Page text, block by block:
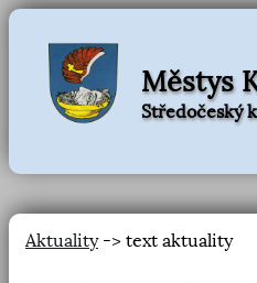
Městys
Středočeský
Aktuality-> text aktuality